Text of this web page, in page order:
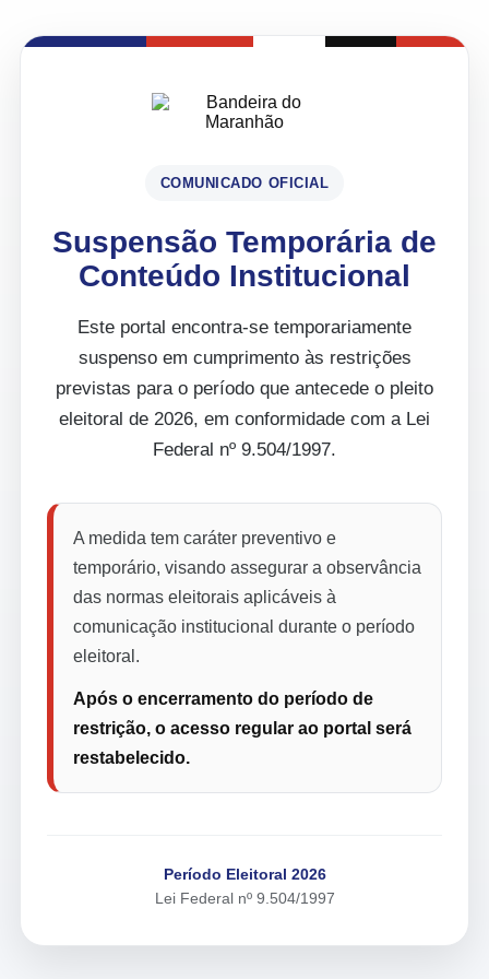
COMUNICADO OFICIAL
Suspensão Temporária de
Conteúdo Institucional
Este portal encontra-se temporariamente
suspenso em cumprimento às restrições
previstas para o período que antecede o pleito
eleitoral de 2026, em conformidade com a Lei
Federal nº 9.504/1997.
A medida tem caráter preventivo e
temporário, visando assegurar a observância
das normas eleitorais aplicáveis à
comunicação institucional durante o período
eleitoral.
Após o encerramento do período de
restrição, o acesso regular ao portal será
restabelecido.
Período Eleitoral 2026
Lei Federal nº 9.504/1997